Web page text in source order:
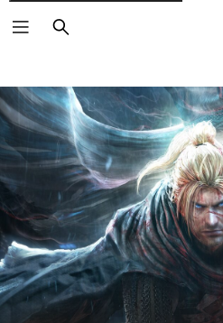
Zoeken